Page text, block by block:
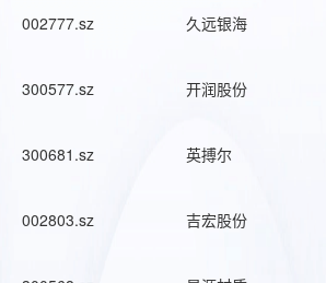
002777.sz 久远银海
300577.sz 开润股份
300681.sz 英搏尔
002803.sz 吉宏股份